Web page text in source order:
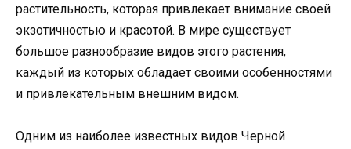
растительность, которая привлекает внимание своей
экзотичностью и красотой. В мире существует
большое разнообразие видов этого растения,
каждый из которых обладает своими особенностями
и привлекательным внешним видом.
Одним из наиболее известных видов Черной